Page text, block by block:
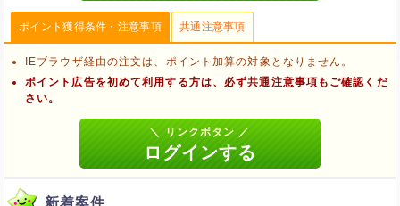
ポイント獲得条件・注意事項 共通注意事項
IEブラウザ経由の注文は、ポイント加算の対象となりません。
ポイント広告を初めて利用する方は、必ず共通注意事項もご確認くだ
さい。
新着案件